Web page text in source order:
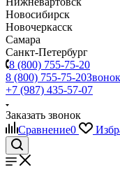
Новосибирск
Новочеркасск
Самара
Санкт-Петербург
8 (800) 755-75-20
8 (800) 755-75-20
+7 (987) 435-57-07
Заказать звонок
Сравнение0